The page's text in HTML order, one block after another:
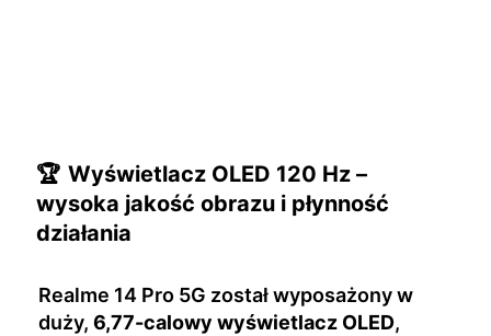
🏆 Wyświetlacz OLED 120 Hz –
wysoka jakość obrazu i płynność
działania
Realme 14 Pro 5G został wyposażony w
duży, 6,77-calowy wyświetlacz OLED,